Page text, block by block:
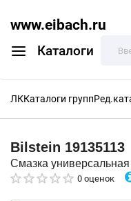
www.eibach.ru
Каталоги
ЛККаталоги групп
Bilstein 19135113
Смазка
0 оценок